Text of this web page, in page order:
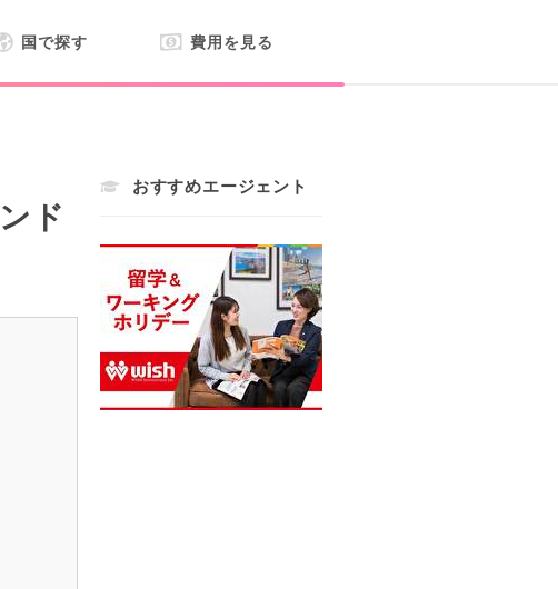
国で探す 費用を見る
ド
おすすめエージェント